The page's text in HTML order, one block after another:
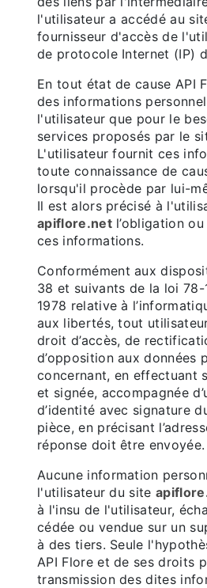
l'utilisateur a accédé au
fournisseur d'accès de
de protocole Internet (IP)
En tout état de cause API
des informations
l'utilisateur que pour le
services proposés par le
L'utilisateur fournit ces
toute connaissance de
lorsqu'il procède par lui-
Il est alors précisé à
apiflore.netl’obligation
ces informations.
Conformément aux
38 et suivants de la loi 78-
1978 relative à
aux libertés, tout
droit d’accès, de
d’opposition aux données
concernant, en effectuant
et signée, accompagnée
d’identité avec signature
pièce, en précisant
réponse doit être envoyée.
Aucune information
l'utilisateur du site
à l'insu de l'utilisateur,
cédée ou vendue sur un
à des tiers. Seule
API Flore et de ses droits
transmission des dites